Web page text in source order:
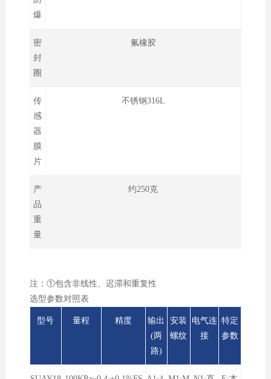
爆
密
封
圈
氟橡胶
传
感
器
膜
片
不锈钢316L
产
品
重
量
约250克
注：①包含非线性、迟滞和重复性
选型参数对照表
型号 量程 精度
输出
(两
路)
安装
螺纹
电气连
接
特定
参数